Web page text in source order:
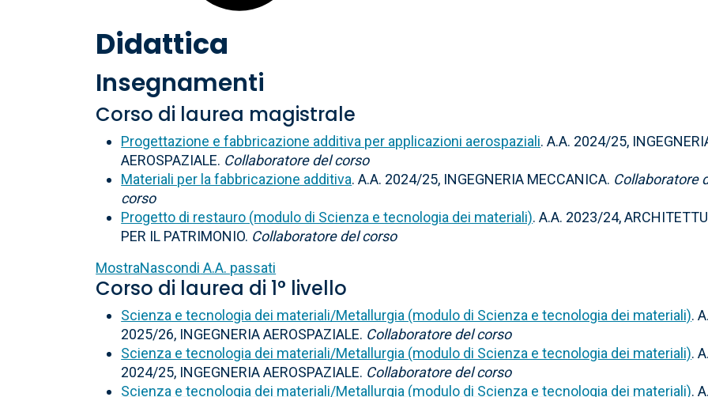
Didattica
Insegnamenti
Corso di laurea magistrale
Progettazione e fabbricazione additiva per applicazioni aerospaziali. A.A. 2024/25,
AEROSPAZIALE. Collaboratore del corso
Materiali per la fabbricazione additiva. A.A. 2024/25, INGEGNERIA MECCANICA. Collaboratore
corso
Progetto di restauro (modulo di Scienza e tecnologia dei materiali). A.A. 2023/24,
PER IL PATRIMONIO. Collaboratore del corso
MostraNascondi A.A. passati
Corso di laurea di 1° livello
Scienza e tecnologia dei materiali/Metallurgia (modulo di Scienza e tecnologia dei materiali).
2025/26, INGEGNERIA AEROSPAZIALE. Collaboratore del corso
Scienza e tecnologia dei materiali/Metallurgia (modulo di Scienza e tecnologia dei materiali).
2024/25, INGEGNERIA AEROSPAZIALE. Collaboratore del corso
Scienza e tecnologia dei materiali/Metallurgia (modulo di Scienza e tecnologia dei materiali).